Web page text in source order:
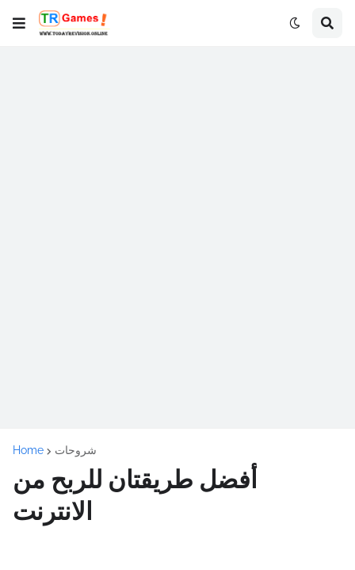
Home شروحات
أفضل طريقتان للربح من
الانترنت